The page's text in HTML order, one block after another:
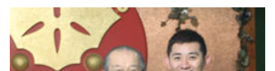
彭杏珠 加入追蹤